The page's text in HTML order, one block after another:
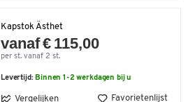
Kapstok Ästhet
vanaf € 115,00
per st. vanaf 2 st.
Levertijd: Binnen 1-2 werkdagen bij u
Vergelijken Favorietenlijst